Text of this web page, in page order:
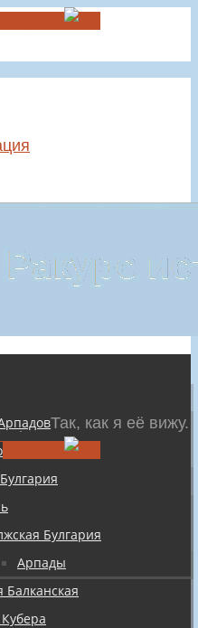
Так, как я её вижу.
Булгария
Арпады
Балканская